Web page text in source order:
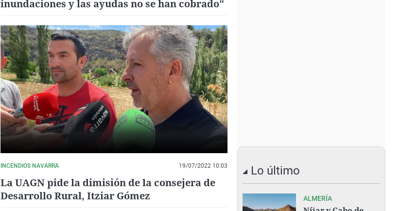
inundaciones y las ayudas no se han cobrado"
INCENDIOS NAVARRA 19/07/2022 10:03
La UAGN pide la dimisión de la consejera de
Desarrollo Rural, Itziar Gómez
Lo último
ALMERÍA